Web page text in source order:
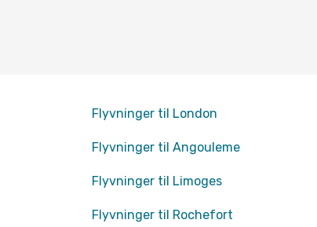
Flyvninger til London
Flyvninger til Angouleme
Flyvninger til Limoges
Flyvninger til Rochefort